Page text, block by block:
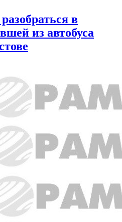
в
из автобуса